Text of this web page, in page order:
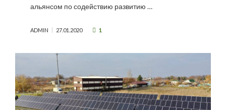
альянсом по содействию развитию …
ADMIN 27.01.2020 1